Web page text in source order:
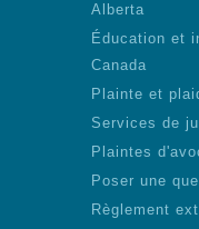
Alberta
Éducation et
Canada
Plainte et
Services de
Plaintes
Poser une
Règlement